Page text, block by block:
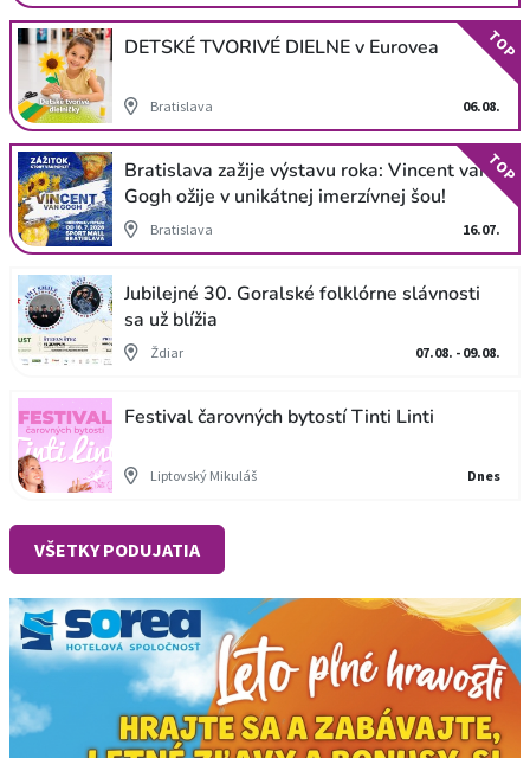
DETSKÉ TVORIVÉ DIELNE v Eurovea
Bratislava 06.08.
TOP
Bratislava zažije výstavu roka: Vincent van
Gogh ožije v unikátnej imerzívnej šou!
Bratislava 16.07.
TOP
Jubilejné 30. Goralské folklórne slávnosti
sa už blížia
Ždiar 07.08. - 09.08.
Festival čarovných bytostí Tinti Linti
Liptovský Mikuláš Dnes
VŠETKY PODUJATIA